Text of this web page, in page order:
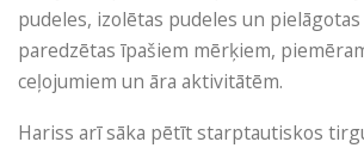
pudeles, izolētas pudeles un
paredzētas īpašiem mērķiem,
ceļojumiem un āra aktivitātēm.
Hariss arī sāka pētīt starptautiskos